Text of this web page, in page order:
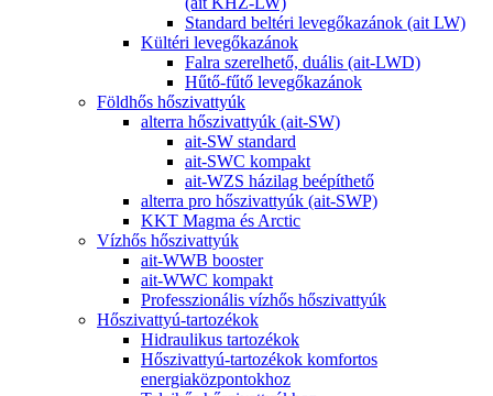
Standard beltéri levegőkazánok (ait LW)
Kültéri levegőkazánok
Falra szerelhető, duális (ait-LWD)
Hűtő-fűtő levegőkazánok
Földhős hőszivattyúk
alterra hőszivattyúk (ait-SW)
ait-SW standard
ait-SWC kompakt
ait-WZS házilag beépíthető
alterra pro hőszivattyúk (ait-SWP)
KKT Magma és Arctic
Vízhős hőszivattyúk
ait-WWB booster
ait-WWC kompakt
Professzionális vízhős hőszivattyúk
Hőszivattyú-tartozékok
Hidraulikus tartozékok
Hőszivattyú-tartozékok komfortos
energiaközpontokhoz